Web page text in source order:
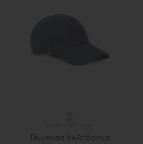
Льняная бейсболка